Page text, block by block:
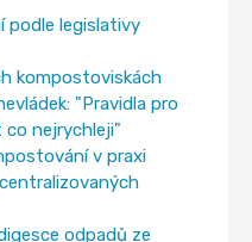
podle legislativy
kompostoviskách
"Pravidla pro
nejrychleji"
v praxi
odpadů ze